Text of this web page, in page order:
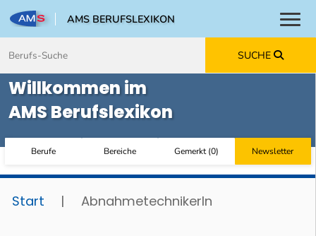
AMS BERUFSLEXIKON
SUCHE
Willkommen im
AMS Berufslexikon
Berufe Bereiche Gemerkt(0) Newsletter
Start | AbnahmetechnikerIn